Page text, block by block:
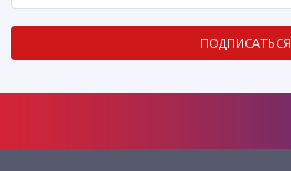
ПОДПИСАТЬСЯ